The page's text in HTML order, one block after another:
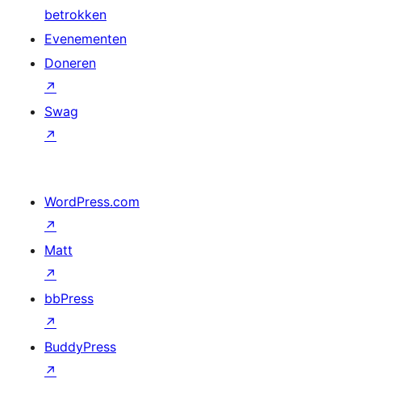
betrokken
Evenementen
Doneren
↗
Swag
↗
WordPress.com
↗
Matt
↗
bbPress
↗
BuddyPress
↗